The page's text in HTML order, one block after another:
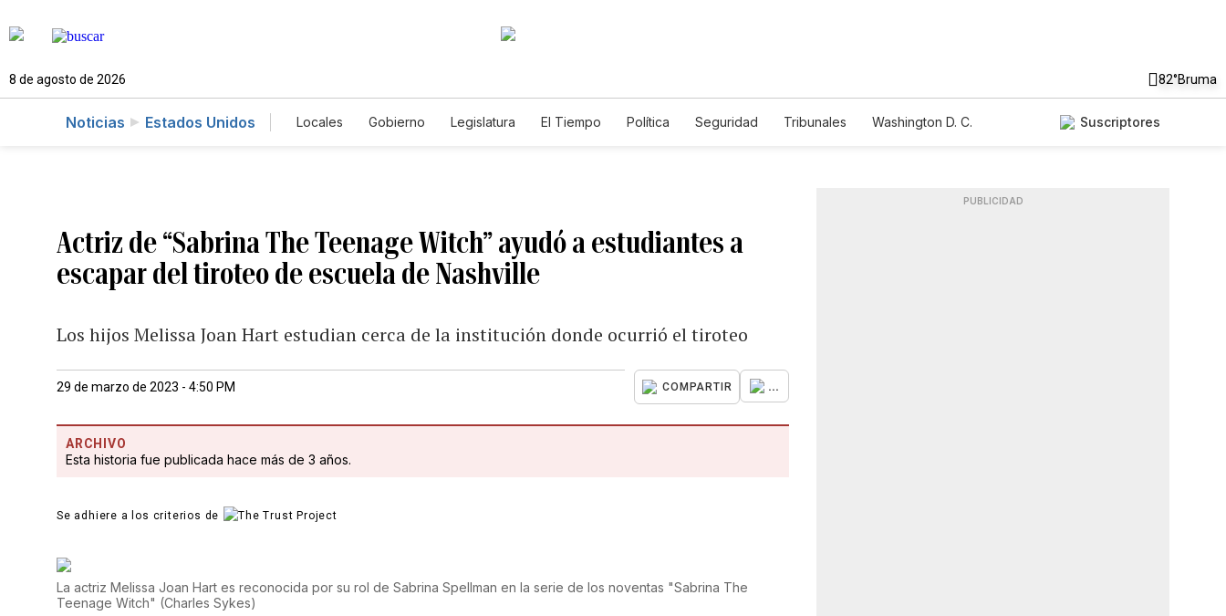
8 de agosto de 2026 82°Bruma
Noticias Estados Unidos Locales Gobierno Legislatura El Tiempo Política Seguridad Tribunales
Washington D. C.
Suscriptores
Actriz de “Sabrina The Teenage Witch” ayudó a estudiantes a
escapar del tiroteo de escuela de Nashville
Los hijos Melissa Joan Hart estudian cerca de la institución donde ocurrió el tiroteo
29 de marzo de 2023 - 4:50 PM COMPARTIR ...
ARCHIVO
Esta historia fue publicada hace más de 3 años.
Se adhiere a los criterios de
La actriz Melissa Joan Hart es reconocida por su rol de Sabrina Spellman en la serie de los noventas "Sabrina The
Teenage Witch" (Charles Sykes)
PUBLICIDAD